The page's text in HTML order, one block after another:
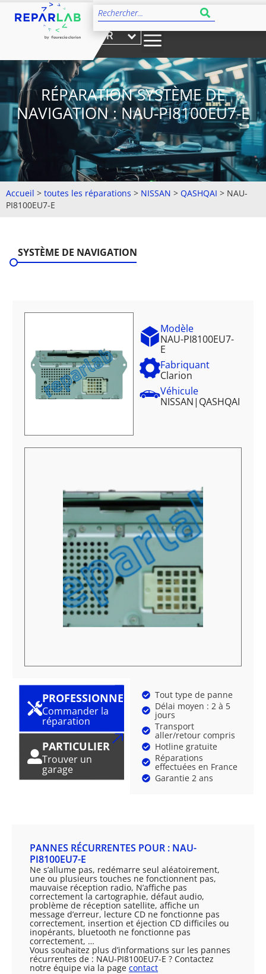
FR
RÉPARATION SYSTÈME DE
NAVIGATION : NAU-PI8100EU7-E
Accueil > toutes les réparations > NISSAN > QASHQAI > NAU-
PI8100EU7-E
SYSTÈME DE NAVIGATION
Modèle
NAU-PI8100EU7-
E
Fabriquant
Clarion
Véhicule
NISSAN| QASHQAI
PROFESSIONNEL
Commander la
réparation
PARTICULIER
Trouver un
garage
Tout type de panne
Délai moyen : 2 à 5
jours
Transport
aller/retour compris
Hotline gratuite
Réparations
effectuées en France
Garantie 2 ans
PANNES RÉCURRENTES POUR : NAU-
PI8100EU7-E
Ne s’allume pas, redémarre seul aléatoirement,
une ou plusieurs touches ne fonctionnent pas,
mauvaise réception radio, N’affiche pas
correctement la cartographie, défaut audio,
problème de réception satellite, affiche un
message d’erreur, lecture CD ne fonctionne pas
correctement, insertion et éjection CD difficiles ou
inopérants, bluetooth ne fonctionne pas
correctement, …
Vous souhaitez plus d’informations sur les pannes
récurrentes de : NAU-PI8100EU7-E ? Contactez
notre équipe via la page contact